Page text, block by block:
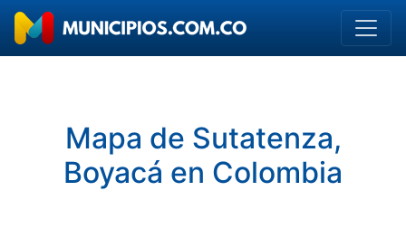
Mapa de Sutatenza,
Boyacá en Colombia